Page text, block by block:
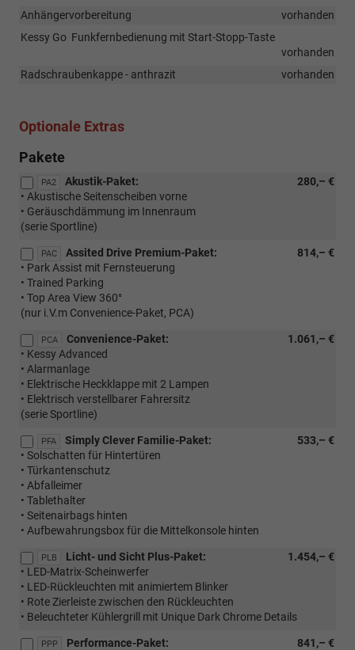
Anhängervorbereitung
vorhanden
Kessy Go  Funkfernbedienung mit Start-Stopp-Taste
vorhanden
Radschraubenkappe - anthrazit
vorhanden
Optionale Extras
Pakete
PA2 280,– €
Akustik-Paket:
• Akustische Seitenscheiben vorne
• Geräuschdämmung im Innenraum
(serie Sportline)
PAC 814,– €
Assited Drive Premium-Paket:
• Park Assist mit Fernsteuerung
• Trained Parking
• Top Area View 360°
(nur i.V.m Convenience-Paket, PCA)
PCA 1.061,– €
Convenience-Paket:
• Kessy Advanced
• Alarmanlage
• Elektrische Heckklappe mit 2 Lampen
• Elektrisch verstellbarer Fahrersitz
(serie Sportline)
PFA 533,– €
Simply Clever Familie-Paket:
• Solschatten für Hintertüren
• Türkantenschutz
• Abfalleimer
• Tablethalter
• Seitenairbags hinten
• Aufbewahrungsbox für die Mittelkonsole hinten
PLB 1.454,– €
Licht- und Sicht Plus-Paket:
• LED-Matrix-Scheinwerfer
• LED-Rückleuchten mit animiertem Blinker
• Rote Zierleiste zwischen den Rückleuchten
• Beleuchteter Kühlergrill mit Unique Dark Chrome Details
PPP 841,– €
Performance-Paket: